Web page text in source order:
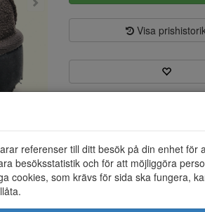
Visa
EAN: 7325950750205
Material: Mocka/varmf/varmf
Färg: Brun
Butera Quattro slip-in toffel i
fuskpäls. Höjden på platå
referenser till ditt besök på din enhet för
besöksstatistik och för att möjliggöra
cookies, som krävs för sida ska fungera,